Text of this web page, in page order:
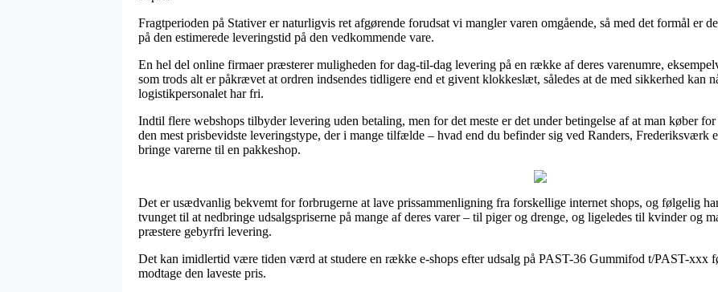
Fragtperioden på Stativer er naturligvis ret afgørende forudsat vi mangler varen omgående, så med det formål er
på den estimerede leveringstid på den vedkommende vare.
En hel del online firmaer præsterer muligheden for dag-til-dag levering på en række af deres varenumre,
som trods alt er påkrævet at ordren indsendes tidligere end et givent klokkeslæt, således at de med sikkerhed kan
logistikpersonalet har fri.
Indtil flere webshops tilbyder levering uden betaling, men for det meste er det under betingelse af at man køber
den mest prisbevidste leveringstype, der i mange tilfælde – hvad end du befinder sig ved Randers, Frederiksværk
bringe varerne til en pakkeshop.
Det er usædvanlig bekvemt for forbrugerne at lave prissammenligning fra forskellige internet shops, og følgelig
tvunget til at nedbringe udsalgspriserne på mange af deres varer – til piger og drenge, og ligeledes til kvinder og
præstere gebyrfri levering.
Det kan imidlertid være tiden værd at studere en række e-shops efter udsalg på PAST-36 Gummifod t/PAST-xxx
modtage den laveste pris.